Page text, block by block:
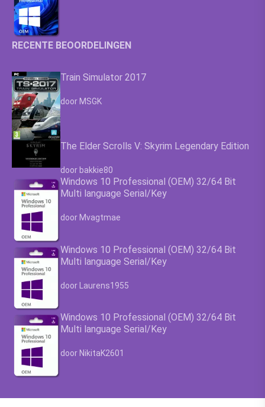
RECENTE BEOORDELINGEN
Train Simulator 2017
Waardering
door MSGK
The Elder Scrolls V: Skyrim Legendary Edition
Waardering4.63
door bakkie80
Windows 10 Professional (OEM) 32/64 Bit
Multi language Serial/Key
Waardering4.63
door Mvagtmae
Windows 10 Professional (OEM) 32/64 Bit
Multi language Serial/Key
Waardering4.63uit 5
door Laurens1955
Windows 10 Professional (OEM) 32/64 Bit
Multi language Serial/Key
Waardering4.63
door NikitaK2601